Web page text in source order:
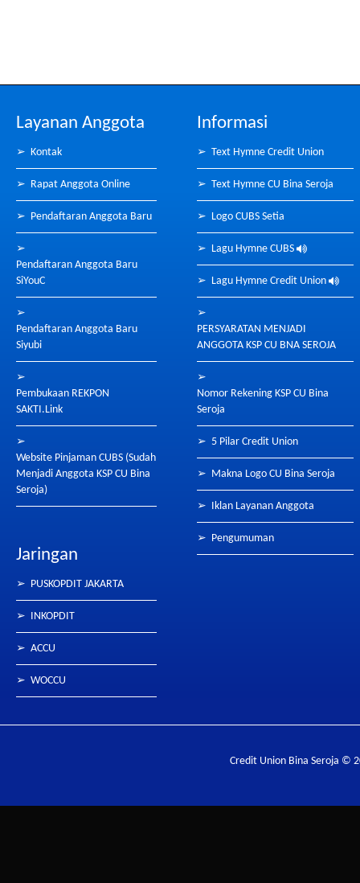
Layanan Anggota
➢ Kontak
➢ Rapat Anggota Online
➢ Pendaftaran Anggota Baru
➢
Pendaftaran Anggota Baru
SiYouC
➢
Pendaftaran Anggota Baru
Siyubi
➢
Pembukaan REKPON
SAKTI.Link
➢
Website Pinjaman CUBS (Sudah
Menjadi Anggota KSP CU Bina
Seroja)
Jaringan
➢ PUSKOPDIT JAKARTA
➢ INKOPDIT
➢ ACCU
➢ WOCCU
Informasi
➢ Text Hymne Credit Union
➢ Text Hymne CU Bina Seroja
➢ Logo CUBS Setia
➢ Lagu Hymne CUBS
➢ Lagu Hymne Credit Union
➢
PERSYARATAN MENJADI
ANGGOTA KSP CU BNA SEROJA
➢
Nomor Rekening KSP CU Bina
Seroja
➢ 5 Pilar Credit Union
➢ Makna Logo CU Bina Seroja
➢ Iklan Layanan Anggota
➢ Pengumuman
Credit Union Bina Seroja ©